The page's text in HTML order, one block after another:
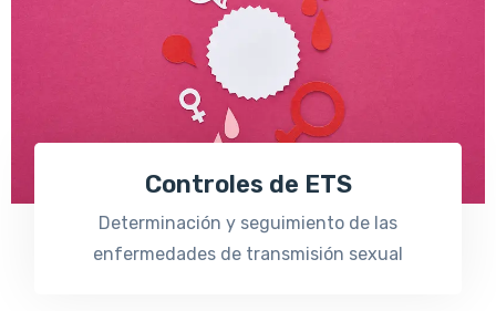
Controles de ETS
Determinación y seguimiento de las
enfermedades de transmisión sexual